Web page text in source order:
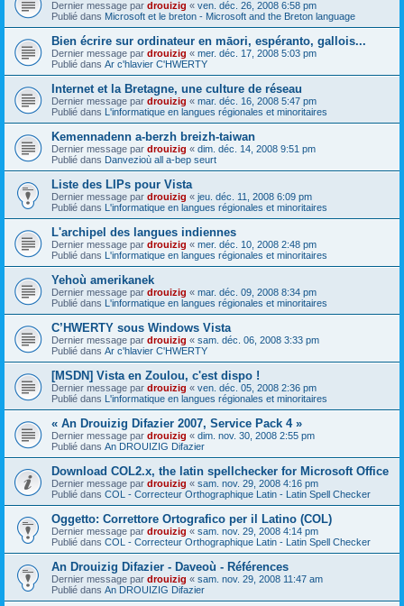
Dernier message par drouizig « ven. déc. 26, 2008 6:58 pm
Publié dans Microsoft et le breton - Microsoft and the Breton language
Bien écrire sur ordinateur en māori, espéranto, gallois...
Dernier message par drouizig « mer. déc. 17, 2008 5:03 pm
Publié dans Ar c'hlavier C'HWERTY
Internet et la Bretagne, une culture de réseau
Dernier message par drouizig « mar. déc. 16, 2008 5:47 pm
Publié dans L'informatique en langues régionales et minoritaires
Kemennadenn a-berzh breizh-taiwan
Dernier message par drouizig « dim. déc. 14, 2008 9:51 pm
Publié dans Danvezioù all a-bep seurt
Liste des LIPs pour Vista
Dernier message par drouizig « jeu. déc. 11, 2008 6:09 pm
Publié dans L'informatique en langues régionales et minoritaires
L'archipel des langues indiennes
Dernier message par drouizig « mer. déc. 10, 2008 2:48 pm
Publié dans L'informatique en langues régionales et minoritaires
Yehoù amerikanek
Dernier message par drouizig « mar. déc. 09, 2008 8:34 pm
Publié dans L'informatique en langues régionales et minoritaires
C’HWERTY sous Windows Vista
Dernier message par drouizig « sam. déc. 06, 2008 3:33 pm
Publié dans Ar c'hlavier C'HWERTY
[MSDN] Vista en Zoulou, c'est dispo !
Dernier message par drouizig « ven. déc. 05, 2008 2:36 pm
Publié dans L'informatique en langues régionales et minoritaires
« An Drouizig Difazier 2007, Service Pack 4 »
Dernier message par drouizig « dim. nov. 30, 2008 2:55 pm
Publié dans An DROUIZIG Difazier
Download COL2.x, the latin spellchecker for Microsoft Office
Dernier message par drouizig « sam. nov. 29, 2008 4:16 pm
Publié dans COL - Correcteur Orthographique Latin - Latin Spell Checker
Oggetto: Correttore Ortografico per il Latino (COL)
Dernier message par drouizig « sam. nov. 29, 2008 4:14 pm
Publié dans COL - Correcteur Orthographique Latin - Latin Spell Checker
An Drouizig Difazier - Daveoù - Références
Dernier message par drouizig « sam. nov. 29, 2008 11:47 am
Publié dans An DROUIZIG Difazier